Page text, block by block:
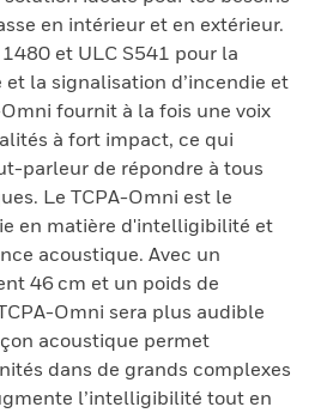
en intérieur et en extérieur.
et ULC S541 pour la
la signalisation d’incendie et
fournit à la fois une voix
à fort impact, ce qui
parleur de répondre à tous
Le TCPA-Omni est le
en matière d'intelligibilité et
acoustique. Avec un
46 cm et un poids de
Omni sera plus audible
acoustique permet
dans de grands complexes
l’intelligibilité tout en